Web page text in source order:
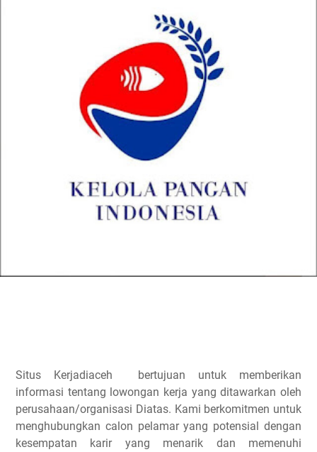
Situs Kerjadiaceh bertujuan untuk memberikan
informasi tentang lowongan kerja yang ditawarkan oleh
perusahaan/organisasi Diatas. Kami berkomitmen untuk
menghubungkan calon pelamar yang potensial dengan
kesempatan karir yang menarik dan memenuhi